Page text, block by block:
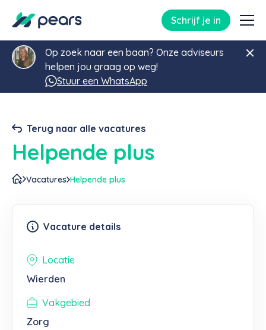
Schrijf je in
Op zoek naar een baan? Onze adviseurs
helpen jou graag op weg!
Stuur een WhatsApp
Terug naar alle vacatures
Helpende plus
Vacatures Helpende plus
Vacature details
Locatie
Wierden
Vakgebied
Zorg